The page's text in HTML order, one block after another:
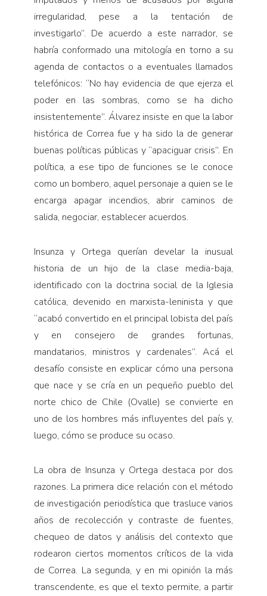
irregularidad, pese a la tentación de
investigarlo”. De acuerdo a este narrador, se
habría conformado una mitología en torno a su
agenda de contactos o a eventuales llamados
telefónicos: “No hay evidencia de que ejerza el
poder en las sombras, como se ha dicho
insistentemente”. Álvarez insiste en que la labor
histórica de Correa fue y ha sido la de generar
buenas políticas públicas y “apaciguar crisis”. En
política, a ese tipo de funciones se le conoce
como un bombero, aquel personaje a quien se le
encarga apagar incendios, abrir caminos de
salida, negociar, establecer acuerdos.
Insunza y Ortega querían develar la inusual
historia de un hijo de la clase media-baja,
identificado con la doctrina social de la Iglesia
católica, devenido en marxista-leninista y que
“acabó convertido en el principal lobista del país
y en consejero de grandes fortunas,
mandatarios, ministros y cardenales”. Acá el
desafío consiste en explicar cómo una persona
que nace y se cría en un pequeño pueblo del
norte chico de Chile (Ovalle) se convierte en
uno de los hombres más influyentes del país y,
luego, cómo se produce su ocaso.
La obra de Insunza y Ortega destaca por dos
razones. La primera dice relación con el método
de investigación periodística que trasluce varios
años de recolección y contraste de fuentes,
chequeo de datos y análisis del contexto que
rodearon ciertos momentos críticos de la vida
de Correa. La segunda, y en mi opinión la más
transcendente, es que el texto permite, a partir